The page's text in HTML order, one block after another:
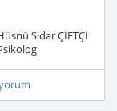
Sidar ÇİFTÇİ